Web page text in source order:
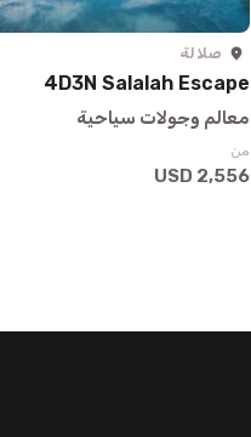
صلالة
4D3N Salalah Escape
معالم وجولات سياحية
من
2,556 USD